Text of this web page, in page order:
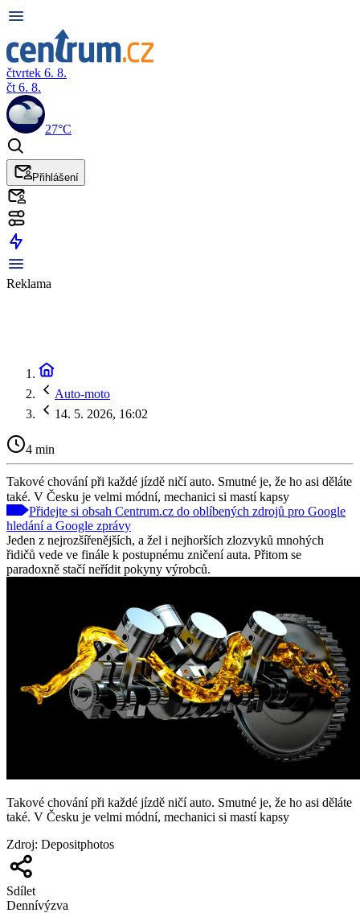
čtvrtek 6. 8.
čt 6. 8.
27°C
Přihlášení
Reklama
Auto-moto
14. 5. 2026, 16:02
4 min
Takové chování při každé jízdě ničí auto. Smutné je, že ho asi děláte
také. V Česku je velmi módní, mechanici si mastí kapsy
Přidejte si obsah Centrum.cz do oblíbených zdrojů pro Google
hledání a Google zprávy
Jeden z nejrozšířenějších, a žel i nejhorších zlozvyků mnohých
řidičů vede ve finále k postupnému zničení auta. Přitom se
paradoxně stačí neřídit pokyny výrobců.
Takové chování při každé jízdě ničí auto. Smutné je, že ho asi děláte
také. V Česku je velmi módní, mechanici si mastí kapsy
Zdroj: Depositphotos
Sdílet
Dennívýzva